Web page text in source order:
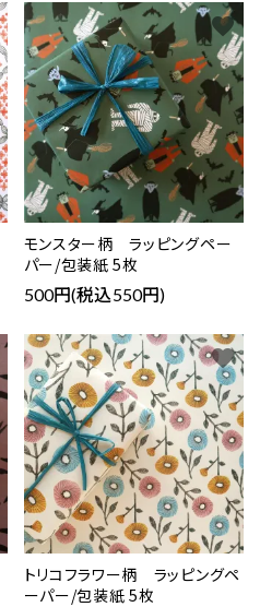
モンスター柄 ラッピングペー
パー/包装紙 5枚
500円(税込550円)
favorite
トリコフラワー柄 ラッピングペ
ーパー/包装紙 5枚
favorite